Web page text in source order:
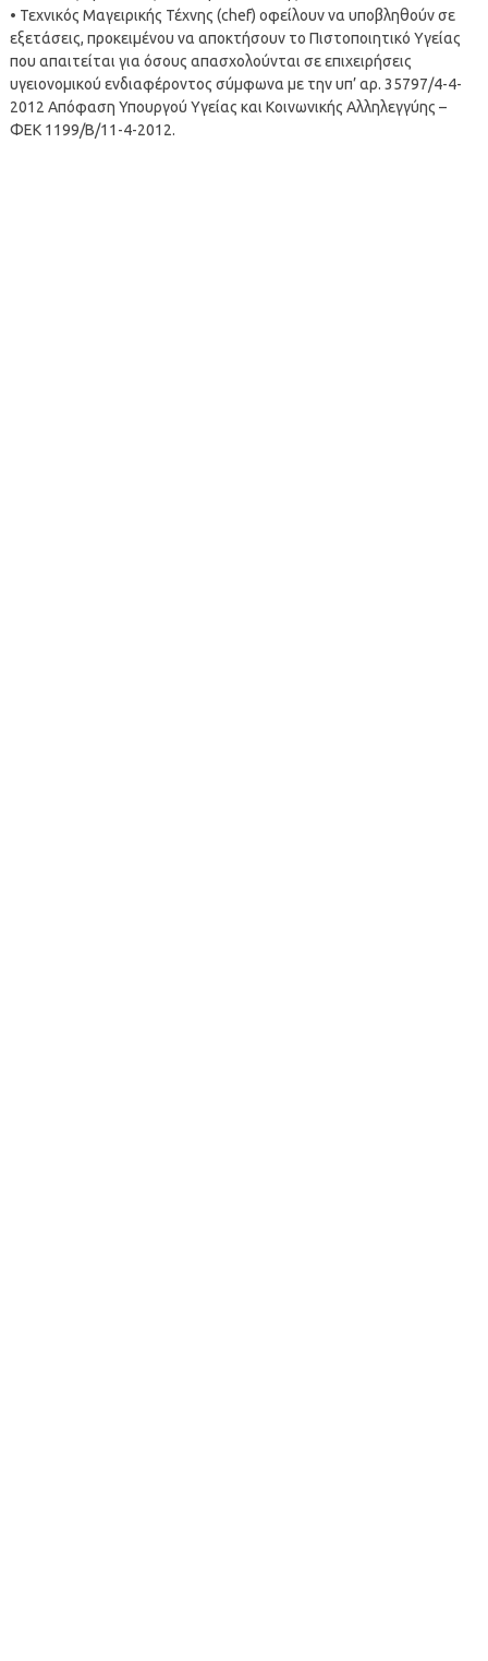
• Τεχνικός Μαγειρικής Τέχνης (chef) οφείλουν να υποβληθούν σε
εξετάσεις, προκειμένου να αποκτήσουν το Πιστοποιητικό Υγείας
που απαιτείται για όσους απασχολούνται σε επιχειρήσεις
υγειονομικού ενδιαφέροντος σύμφωνα με την υπ’ αρ. 35797/4-4-
2012 Απόφαση Υπουργού Υγείας και Κοινωνικής Αλληλεγγύης –
ΦΕΚ 1199/Β/11-4-2012.